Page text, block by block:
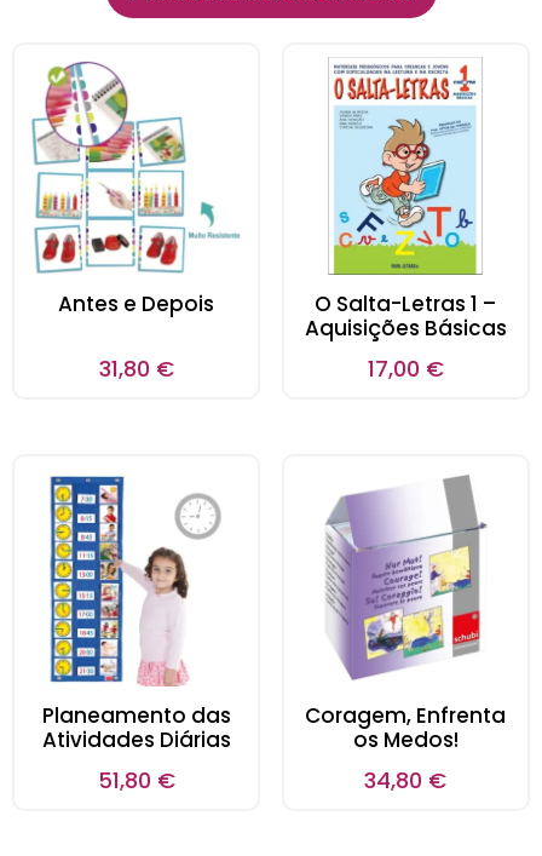
Antes e Depois
31,80 €
O Salta-Letras 1 –
Aquisições Básicas
17,00 €
Planeamento das
Atividades Diárias
51,80 €
Coragem, Enfrenta
os Medos!
34,80 €